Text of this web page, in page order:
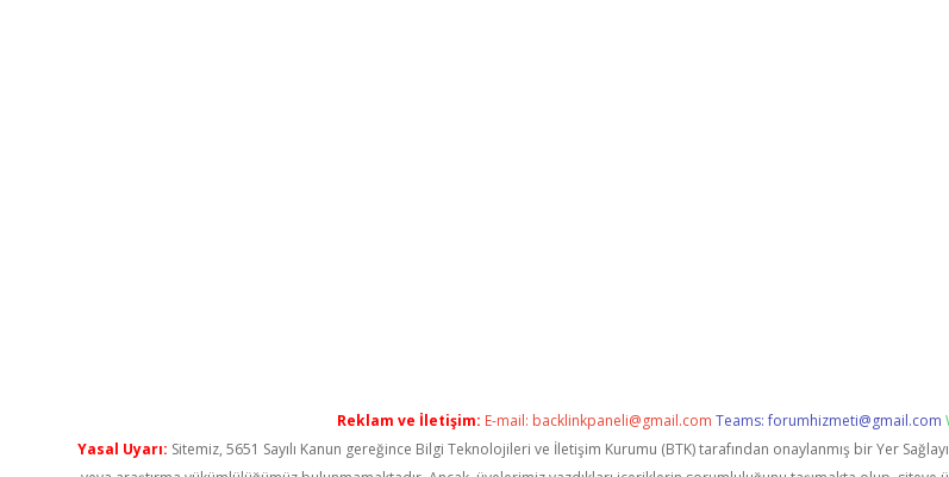
Reklam ve İletişim: E-mail: backlinkpaneli@gmail.com Teams:forumhizmeti@gmail.com
Yasal Uyarı: Sitemiz, 5651 Sayılı Kanun gereğince Bilgi Teknolojileri ve İletişim Kurumu (BTK) tarafından onaylanmış bir Yer